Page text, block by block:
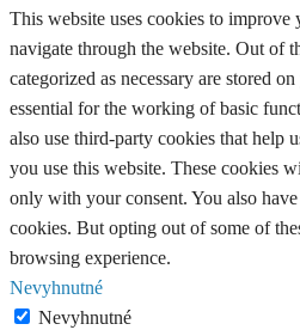
This website uses cookies to
navigate through the website. Out of
categorized as necessary are stored
essential for the working of basic
also use third-party cookies that help
you use this website. These cookies
only with your consent. You also
cookies. But opting out of some of
browsing experience.
Nevyhnutné
Nevyhnutné